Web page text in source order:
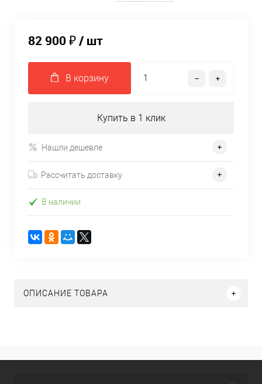
82 900 ₽/ шт
В корзину
Купить в 1 клик
Нашли дешевле
Рассчитать доставку
В наличии
ОПИСАНИЕ ТОВАРА